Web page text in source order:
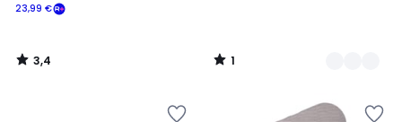
23,99 €
3,4
/
1
/